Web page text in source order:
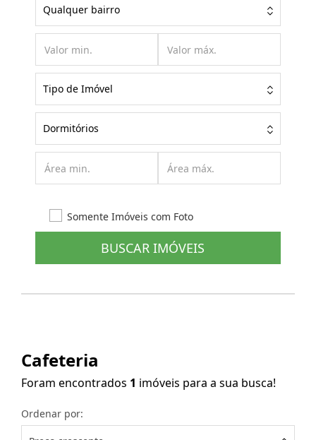
Qualquer bairro
Tipo de Imóvel
Dormitórios
Somente Imóveis com Foto
BUSCAR IMÓVEIS
Cafeteria
Foram encontrados 1 imóveis para a sua busca!
Ordenar por: